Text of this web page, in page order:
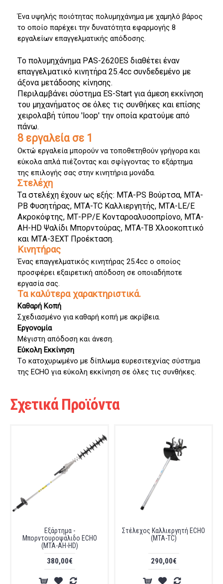
Ένα υψηλής ποιότητας πολυμηχάνημα με χαμηλό βάρος
το οποίο παρέχει την δυνατότητα εφαρμογής 8
εργαλείων επαγγελματικής απόδοσης.
Το πολυμηχάνημα PAS-2620ES διαθέτει έναν
επαγγελματικό κινητήρα 25.4cc συνδεδεμένο με
άξονα μετάδοσης κίνησης.
Περιλαμβάνει σύστημα ES-Start για άμεση εκκίνηση
του μηχανήματος σε όλες τις συνθήκες και επίσης
χειρολαβή τύπου 'loop' την οποία κρατούμε από
πάνω.
8 εργαλεία σε 1
Οκτώ εργαλεία μπορούν να τοποθετηθούν γρήγορα και
εύκολα απλά πιέζοντας και σφίγγοντας το εξάρτημα
της επιλογής σας στην κινητήρια μονάδα.
Στελέχη
Τα στελέχη έχουν ως εξής: MTA-PS Βούρτσα, MTA-
Ακροκόφτης, MT-PP/E Κονταροαλυσοπρίονο, MTA-
AH-HD Ψαλίδι Μπορντούρας, MTA-TB Χλοοκοπτικό
και MTA-3EXT Προέκταση.
Κινητήρας
Ένας επαγγελματικός κινητήρας 25.4cc ο οποίος
προσφέρει εξαιρετική απόδοση σε οποιαδήποτε
εργασία σας.
Τα καλύτερα χαρακτηριστικά.
Καθαρή Κοπή
Σχεδιασμένο για καθαρή κοπή με ακρίβεια.
Εργονομία
Μέγιστη απόδοση και άνεση.
Εύκολη Εκκίνηση
Το κατοχυρωμένο με δίπλωμα ευρεσιτεχνίας σύστημα
της ECHO για εύκολη εκκίνηση σε όλες τις συνθήκες.
Σχετικά Προϊόντα
Εξάρτημα -
Μπορντουροψάλιδο ECHO
(MTA-AH-HD)
380,00€
Στέλεχος Καλλιεργητή ECHO
(MTA-TC)
290,00€